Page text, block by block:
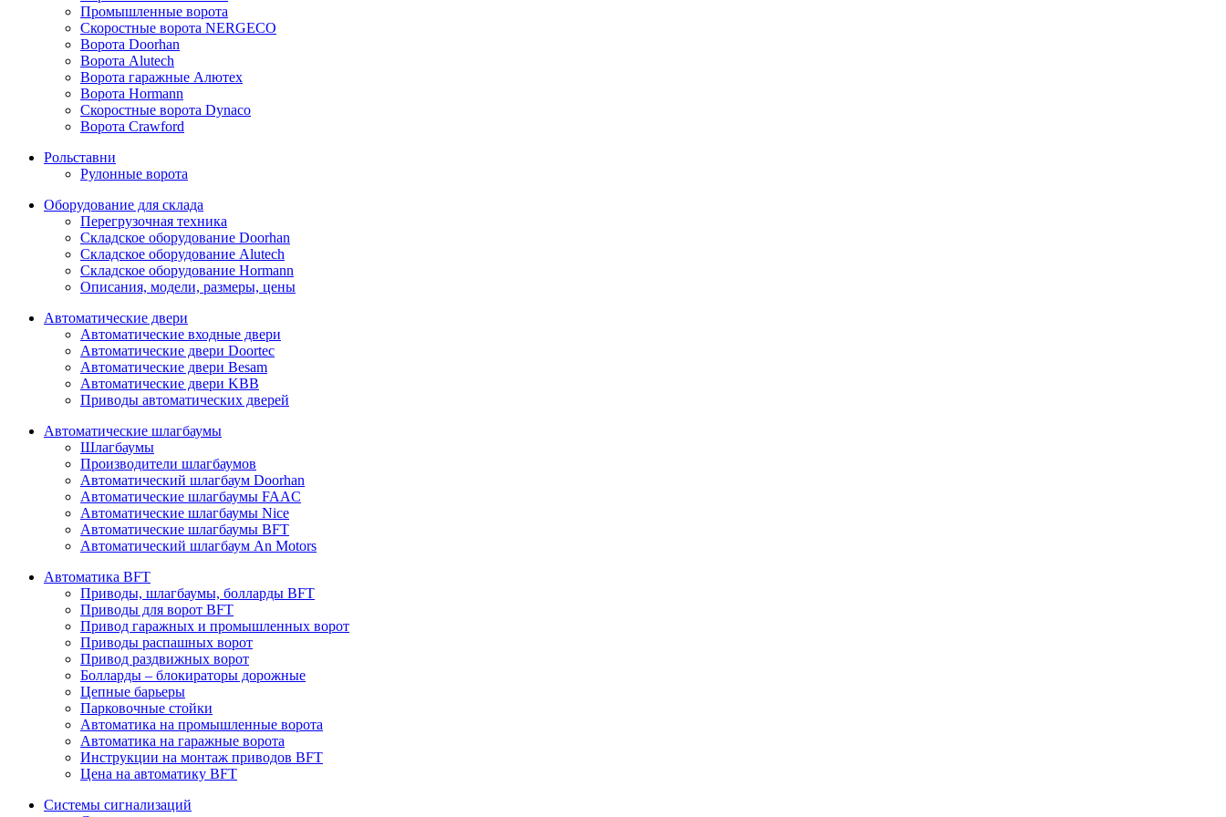
Промышленные ворота
Скоростные ворота NERGECO
Ворота Doorhan
Ворота Alutech
Ворота гаражные Алютех
Ворота Hormann
Cкоростные ворота Dynaco
Ворота Crawford
Рольставни
Рулонные ворота
Оборудование для склада
Перегрузочная техника
Складское оборудование Doorhan
Складское оборудование Alutech
Складское оборудование Hormann
Описания, модели, размеры, цены
Автоматические двери
Автоматические входные двери
Автоматические двери Doortec
Автоматические двери Besam
Автоматические двери KBB
Приводы автоматических дверей
Автоматические шлагбаумы
Шлагбаумы
Производители шлагбаумов
Автоматический шлагбаум Doorhan
Автоматические шлагбаумы FAAC
Автоматические шлагбаумы Nice
Автоматические шлагбаумы BFT
Автоматический шлагбаум An Motors
Автоматика BFT
Приводы, шлагбаумы, болларды BFT
Приводы для ворот BFT
Привод гаражных и промышленных ворот
Приводы распашных ворот
Привод раздвижных ворот
Болларды – блокираторы дорожные
Цепные барьеры
Парковочные стойки
Автоматика на промышленные ворота
Автоматика на гаражные ворота
Инструкции на монтаж приводов BFT
Цена на автоматику BFT
Системы сигнализаций